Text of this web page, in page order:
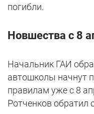
погибли.
Новшества с 8
Начальник ГАИ
автошколы начнут
правилам уже с 8
Ротченков обратил